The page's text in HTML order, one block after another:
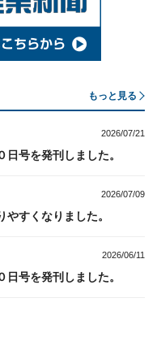
もっと見る
2026/07/21
号を発刊しました。
2026/07/09
すくなりました。
2026/06/11
号を発刊しました。